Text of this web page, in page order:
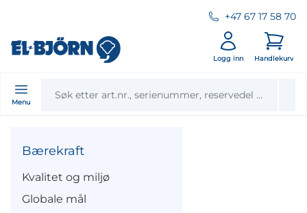
+47 67 17 58 70
Menu
Logg inn Handlekurv
Bærekraft
Kvalitet og miljø
Globale mål